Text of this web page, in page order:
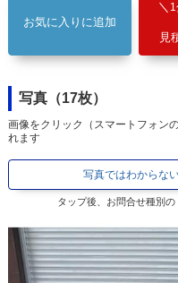
お気に入りに追加
見
写真（17枚）
画像をクリック（スマートフォン
れます
写真ではわからな
タップ後、お問合せ種別